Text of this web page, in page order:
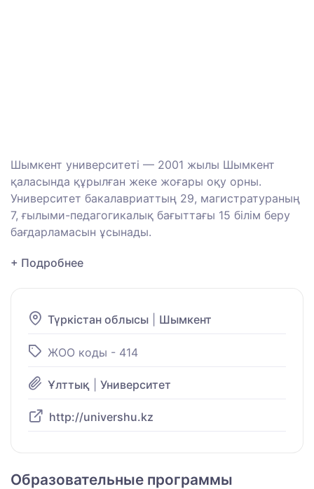
Шымкент университеті — 2001 жылы Шымкент
қаласында құрылған жеке жоғары оқу орны.
Университет бакалавриаттың 29, магистратураның
7, ғылыми-педагогикалық бағыттағы 15 білім беру
бағдарламасын ұсынады.
+ Подробнее
Түркістан облысы Шымкент
ЖОО коды - 414
Ұлттық Университет
http://univershu.kz
Образовательные программы